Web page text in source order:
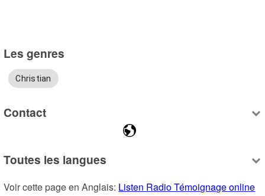
Les genres
Christian
Contact
Toutes les langues
Voir cette page en Anglais: Listen Radio Témoignage online